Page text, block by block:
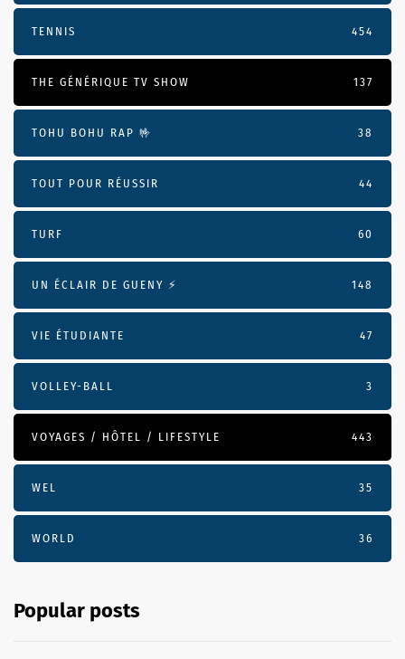
TENNIS 454
THE GÉNÉRIQUE TV SHOW 137
TOHU BOHU RAP 🤟 38
TOUT POUR RÉUSSIR 44
TURF 60
UN ÉCLAIR DE GUENY ⚡️ 148
VIE ÉTUDIANTE 47
VOLLEY-BALL 3
VOYAGES / HÔTEL / LIFESTYLE 443
WEL 35
WORLD 36
Popular posts